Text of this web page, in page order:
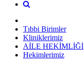
Tıbbi Birimler
Kliniklerimiz
AİLE HEKİMLİĞİ
Hekimlerimiz